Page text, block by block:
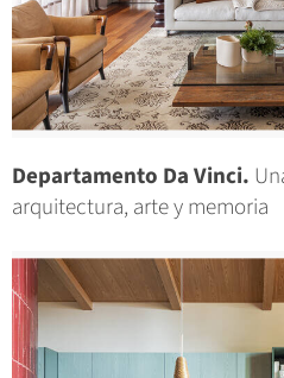
Departamento Da Vinci.
arquitectura, arte y memoria